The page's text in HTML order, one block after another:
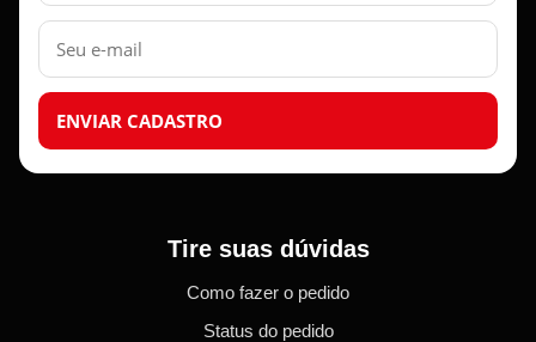
E-
mail
ENVIAR CADASTRO
Tire suas dúvidas
Como fazer o pedido
Status do pedido